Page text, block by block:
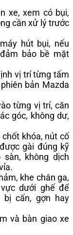
xe, xem có bụi,
cần xử lý trước
hút bụi, nếu
bảo bề mặt
vị trí từng tấm
bản Mazda
từng vị trí, căn
góc, không dư,
khóa, nút cố
gài đúng kỹ
không dịch
khe chân ga,
dưới ghế để
bị cấn, gợn hay
và bàn giao xe